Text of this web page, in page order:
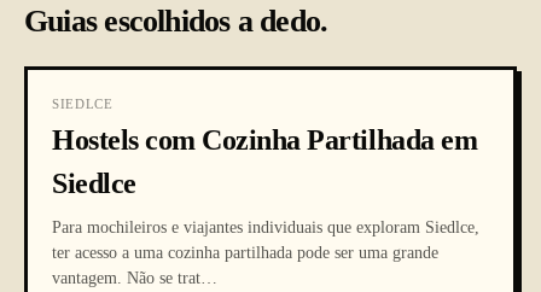
Guias escolhidos a dedo.
SIEDLCE
Hostels com Cozinha Partilhada em
Siedlce
Para mochileiros e viajantes individuais que exploram Siedlce,
ter acesso a uma cozinha partilhada pode ser uma grande
vantagem. Não se trat…